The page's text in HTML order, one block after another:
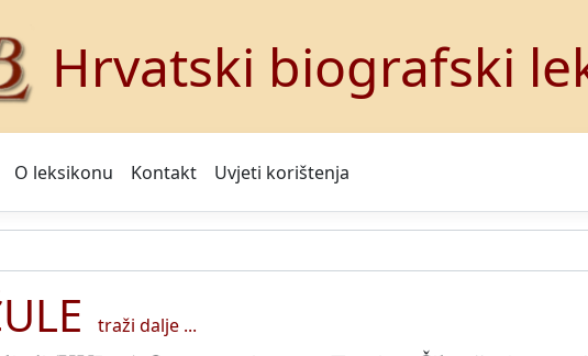
Hrvatski biografski
O leksikonu Kontakt Uvjeti korištenja
traži dalje ...